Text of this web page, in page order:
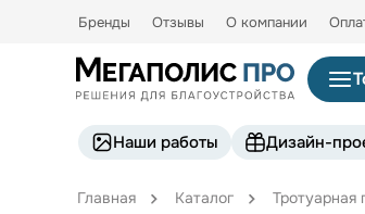
Бренды Отзывы О компании
Наши работы Дизайн-
Главная Каталог Тротуарная